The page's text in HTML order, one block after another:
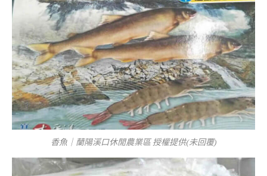
香魚｜蘭陽溪口休閒農業區 授權提供(未回覆)